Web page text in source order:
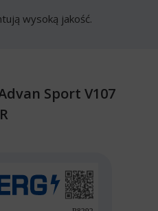
wysoką jakość.
Sport V107